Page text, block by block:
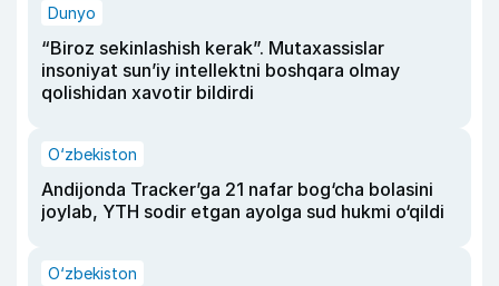
Dunyo
“Biroz sekinlashish kerak”. Mutaxassislar
insoniyat sun’iy intellektni boshqara olmay
qolishidan xavotir bildirdi
O‘zbekiston
Andijonda Tracker’ga 21 nafar bog‘cha bolasini
joylab, YTH sodir etgan ayolga sud hukmi o‘qildi
O‘zbekiston